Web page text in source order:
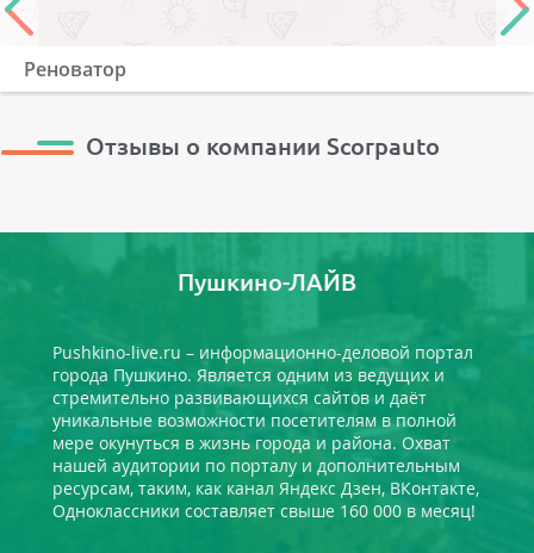
Реноватор
Отзывы о компании Scorpauto
Пушкино-ЛАЙВ
Pushkino-live.ru – информационно-деловой портал
города Пушкино. Является одним из ведущих и
стремительно развивающихся сайтов и даёт
уникальные возможности посетителям в полной
мере окунуться в жизнь города и района. Охват
нашей аудитории по порталу и дополнительным
ресурсам, таким, как канал Яндекс Дзен, ВКонтакте,
Одноклассники составляет свыше 160 000 в месяц!